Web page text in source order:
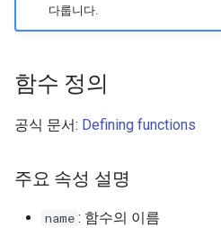
다룹니다.
함수 정의
공식 문서: Defining functions
주요 속성 설명
name : 함수의 이름